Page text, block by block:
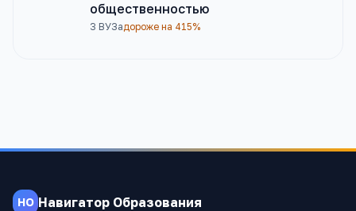
общественностью
3 ВУЗадороже на 415%
НО Навигатор Образования